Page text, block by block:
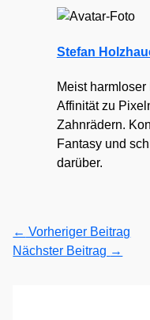
Stefan
Meist
Affinität zu
Zahnrädern.
Fantasy und
darüber.
← Vorheriger Beitrag
Nächster Beitrag →